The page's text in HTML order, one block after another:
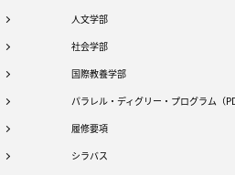
人文学部
社会学部
国際教養学部
パラレル・ディグリー・プログラム（
履修要項
シラバス